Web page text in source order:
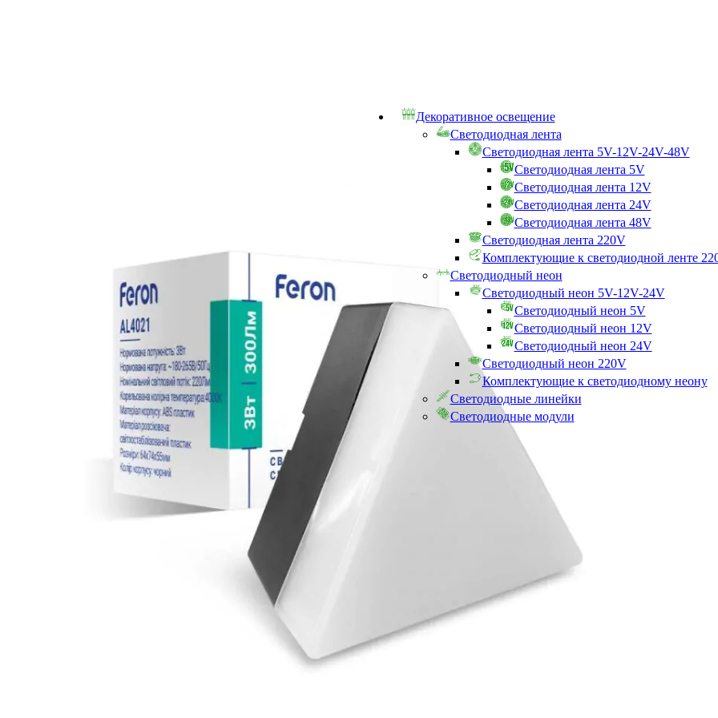
Декоративное освещение
Светодиодная лента
Светодиодная лента 5V-12V-24V-48V
Светодиодная лента 5V
Светодиодная лента 12V
Светодиодная лента 24V
Светодиодная лента 48V
Светодиодная лента 220V
Комплектующие к светодиодной ленте
Светодиодный неон
Светодиодный неон 5V-12V-24V
Светодиодный неон 5V
Светодиодный неон 12V
Светодиодный неон 24V
Светодиодный неон 220V
Комплектующие к светодиодному неону
Светодиодные линейки
Светодиодные модули